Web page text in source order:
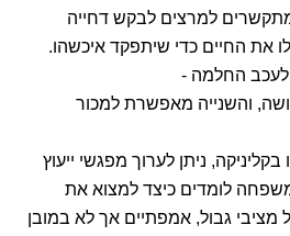
למרצים לבקש דחייה
את החיים כדי שיתפקד איכשהו.
לעכב החלמה -
והשנייה מאפשרת למכור
ניתן לערוך מפגשי ייעוץ
לומדים כיצד למצוא את
מציבי גבול, אמפתיים אך לא במובן